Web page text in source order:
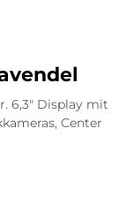
6,3″ Display mit
Center